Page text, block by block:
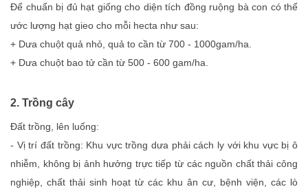
Để chuẩn bị đủ hạt giống cho diện tích đồng ruộng bà con có thể
ước lượng hạt gieo cho mỗi hecta như sau:
+ Dưa chuột quả nhỏ, quả to cần từ 700 - 1000gam/ha.
+ Dưa chuột bao tử cần từ 500 - 600 gam/ha.
2. Trồng cây
Đất trồng, lên luống:
- Vị trí đất trồng: Khu vực trồng dưa phải cách ly với khu vực bị ô
nhiễm, không bị ảnh hưởng trực tiếp từ các nguồn chất thải công
nghiệp, chất thải sinh hoạt từ các khu ân cư, bệnh viện, các lò